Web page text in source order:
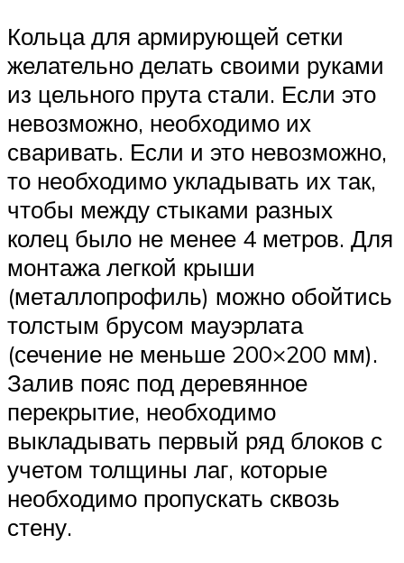
Кольца для армирующей сетки
желательно делать своими руками
из цельного прута стали. Если это
невозможно, необходимо их
сваривать. Если и это невозможно,
то необходимо укладывать их так,
чтобы между стыками разных
колец было не менее 4 метров. Для
монтажа легкой крыши
(металлопрофиль) можно обойтись
толстым брусом мауэрлата
(сечение не меньше 200×200 мм).
Залив пояс под деревянное
перекрытие, необходимо
выкладывать первый ряд блоков с
учетом толщины лаг, которые
необходимо пропускать сквозь
стену.